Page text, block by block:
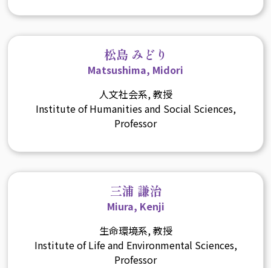
松島 みどり
Matsushima, Midori
人文社会系, 教授
Institute of Humanities and Social Sciences,
Professor
三浦 謙治
Miura, Kenji
生命環境系, 教授
Institute of Life and Environmental Sciences,
Professor